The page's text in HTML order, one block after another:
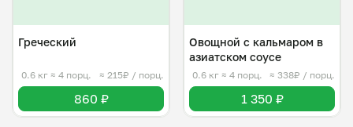
Греческий
0.6 кг ≈ 4 порц. ≈ 215₽ / порц.
860 ₽
Овощной с кальмаром в
азиатском соусе
0.6 кг ≈ 4 порц. ≈ 338₽ / порц.
1 350 ₽